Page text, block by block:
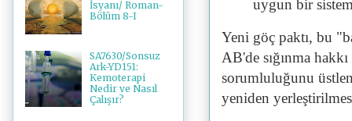
uygun bir
Yeni göç paktı, bu
AB'de sığınma
sorumluluğunu
yeniden
İsyanı/ Roman-
Bölüm 8-I
SA7630/Sonsuz
Ark-YD151:
Kemoterapi
Nedir ve Nasıl
Çalışır?